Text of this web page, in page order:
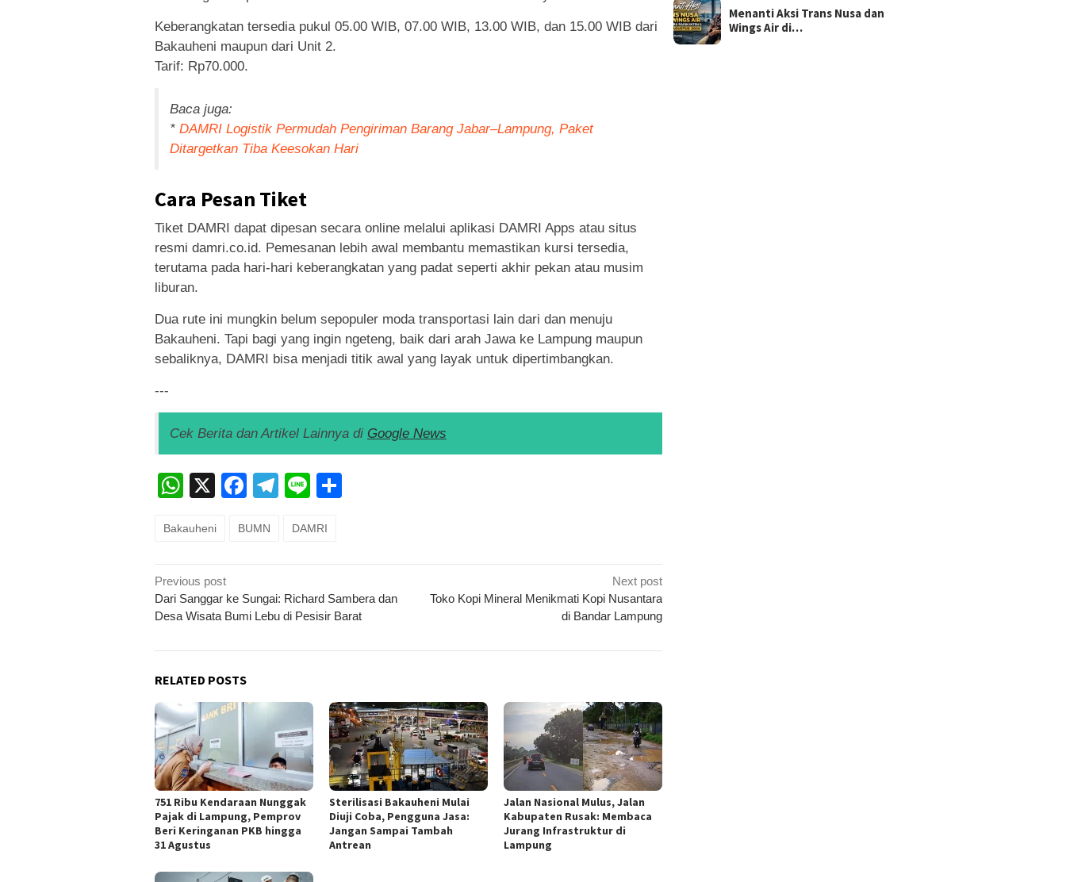
Keberangkatan tersedia pukul 05.00 WIB, 07.00 WIB, 13.00 WIB, dan 15.00 WIB dari
Bakauheni maupun dari Unit 2.
Tarif: Rp70.000.
Baca juga:
* DAMRI Logistik Permudah Pengiriman Barang Jabar–Lampung, Paket
Ditargetkan Tiba Keesokan Hari
Cara Pesan Tiket
Tiket DAMRI dapat dipesan secara online melalui aplikasi DAMRI Apps atau situs
resmi damri.co.id. Pemesanan lebih awal membantu memastikan kursi tersedia,
terutama pada hari-hari keberangkatan yang padat seperti akhir pekan atau musim
liburan.
Dua rute ini mungkin belum sepopuler moda transportasi lain dari dan menuju
Bakauheni. Tapi bagi yang ingin ngeteng, baik dari arah Jawa ke Lampung maupun
sebaliknya, DAMRI bisa menjadi titik awal yang layak untuk dipertimbangkan.
---
Cek Berita dan Artikel Lainnya di Google News
WhatsApp
X Facebook
Telegram
Line
Bakauheni BUMN DAMRI
Post
navigation
Previous post
Dari Sanggar ke Sungai: Richard Sambera dan
Desa Wisata Bumi Lebu di Pesisir Barat
Next post
Toko Kopi Mineral Menikmati Kopi Nusantara
di Bandar Lampung
RELATED POSTS
751 Ribu Kendaraan Nunggak
Pajak di Lampung, Pemprov
Beri Keringanan PKB hingga
31 Agustus
Sterilisasi Bakauheni Mulai
Diuji Coba, Pengguna Jasa:
Jangan Sampai Tambah
Antrean
Jalan Nasional Mulus, Jalan
Kabupaten Rusak: Membaca
Jurang Infrastruktur di
Lampung
Menanti Aksi Trans Nusa dan
Wings Air di…